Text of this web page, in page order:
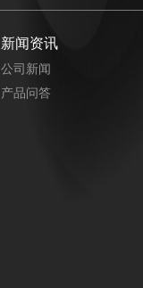
新闻资讯
公司新闻
产品问答